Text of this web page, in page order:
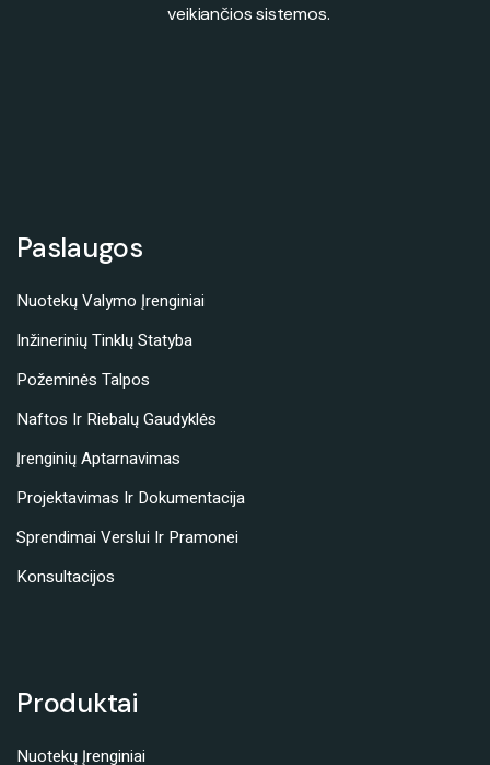
veikiančios sistemos.
Paslaugos
Nuotekų Valymo Įrenginiai
Inžinerinių Tinklų Statyba
Požeminės Talpos
Naftos Ir Riebalų Gaudyklės
Įrenginių Aptarnavimas
Projektavimas Ir Dokumentacija
Sprendimai Verslui Ir Pramonei
Konsultacijos
Produktai
Nuotekų Įrenginiai